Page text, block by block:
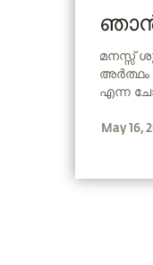
മനസ്സ്
അർത്ഥം
എന്ന
May 16,